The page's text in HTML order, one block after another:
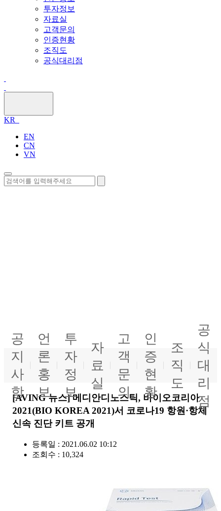
투자정보
자료실
고객문의
인증현황
조직도
공식대리점
KR
EN
CN
VN
공
지
사
항
언
론
홍
보
투
자
정
보
자
료
실
고
객
문
의
인
증
현
황
조
직
도
공
식
대
리
점
[AVING 뉴스] 메디안디노스틱, 바이오코리아
2021(BIO KOREA 2021)서 코로나19 항원·항체
신속 진단 키트 공개
등록일 : 2021.06.02 10:12
조회수 : 10,324